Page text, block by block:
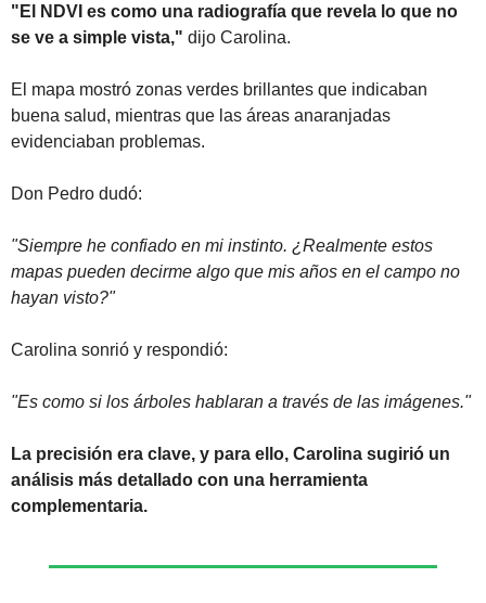
"El NDVI es como una radiografía que revela lo que no
se ve a simple vista," dijo Carolina.
El mapa mostró zonas verdes brillantes que indicaban
buena salud, mientras que las áreas anaranjadas
evidenciaban problemas.
Don Pedro dudó:
"Siempre he confiado en mi instinto. ¿Realmente estos
mapas pueden decirme algo que mis años en el campo no
hayan visto?"
Carolina sonrió y respondió:
"Es como si los árboles hablaran a través de las imágenes."
La precisión era clave, y para ello, Carolina sugirió un
análisis más detallado con una herramienta
complementaria.